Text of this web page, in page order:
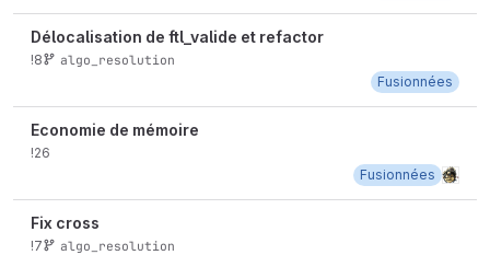
Délocalisation de ftl_valide et refactor
!8
algo_resolution
Fusionnées
Economie de mémoire
!26
Fusionnées
Fix cross
!7
algo_resolution